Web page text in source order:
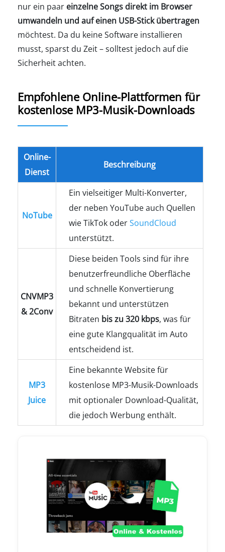
nur ein paar einzelne Songs direkt im Browser
umwandeln und auf einen USB-Stick übertragen
möchtest. Da du keine Software installieren
musst, sparst du Zeit – solltest jedoch auf die
Sicherheit achten.
Empfohlene Online-Plattformen für
kostenlose MP3-Musik-Downloads
Online-
Dienst
Beschreibung
NoTube
Ein vielseitiger Multi-Konverter,
der neben YouTube auch Quellen
wie TikTok oderSoundCloud
unterstützt.
CNVMP3
& 2Conv
Diese beiden Tools sind für ihre
benutzerfreundliche Oberfläche
und schnelle Konvertierung
bekannt und unterstützen
Bitraten bis zu 320 kbps, was für
eine gute Klangqualität im Auto
entscheidend ist.
MP3
Juice
Eine bekannte Website für
kostenlose MP3-Musik-Downloads
mit optionaler Download-Qualität,
die jedoch Werbung enthält.